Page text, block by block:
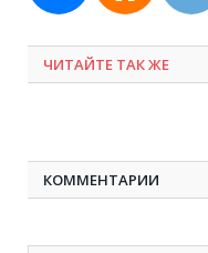
ЧИТАЙТЕ ТАК ЖЕ
КОММЕНТАРИИ